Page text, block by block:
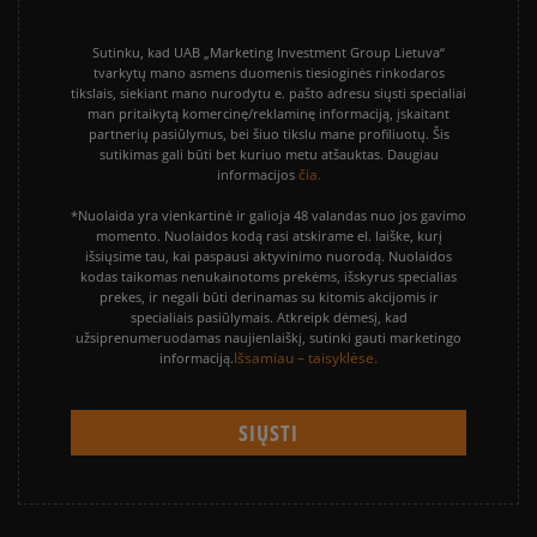
Sutinku, kad UAB „Marketing Investment Group Lietuva“
tvarkytų mano asmens duomenis tiesioginės rinkodaros
tikslais, siekiant mano nurodytu e. pašto adresu siųsti specialiai
man pritaikytą komercinę/reklaminę informaciją, įskaitant
partnerių pasiūlymus, bei šiuo tikslu mane profiliuotų. Šis
sutikimas gali būti bet kuriuo metu atšauktas. Daugiau
informacijos čia.
*Nuolaida yra vienkartinė ir galioja 48 valandas nuo jos gavimo
momento. Nuolaidos kodą rasi atskirame el. laiške, kurį
išsiųsime tau, kai paspausi aktyvinimo nuorodą. Nuolaidos
kodas taikomas nenukainotoms prekėms, išskyrus specialias
prekes, ir negali būti derinamas su kitomis akcijomis ir
specialiais pasiūlymais. Atkreipk dėmesį, kad
užsiprenumeruodamas naujienlaiškį, sutinki gauti marketingo
informaciją.Išsamiau – taisyklėse.